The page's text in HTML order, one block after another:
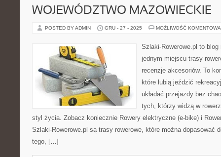
WOJEWÓDZTWO MAZOWIECKIE
POSTED BY ADMIN GRU - 27 - 2025 MOŻLIWOŚĆ
Szlaki-Rowerowe.pl to blog
jednym miejscu trasy
recenzje akcesoriów. To
które lubią jeździć
układać przejazdy bez
tych, którzy widzą w
styl życia. Zobacz koniecznie Rowery elektryczne (e-bike) i
Szlaki-Rowerowe.pl są trasy rowerowe, które można dopasować
tego, […]